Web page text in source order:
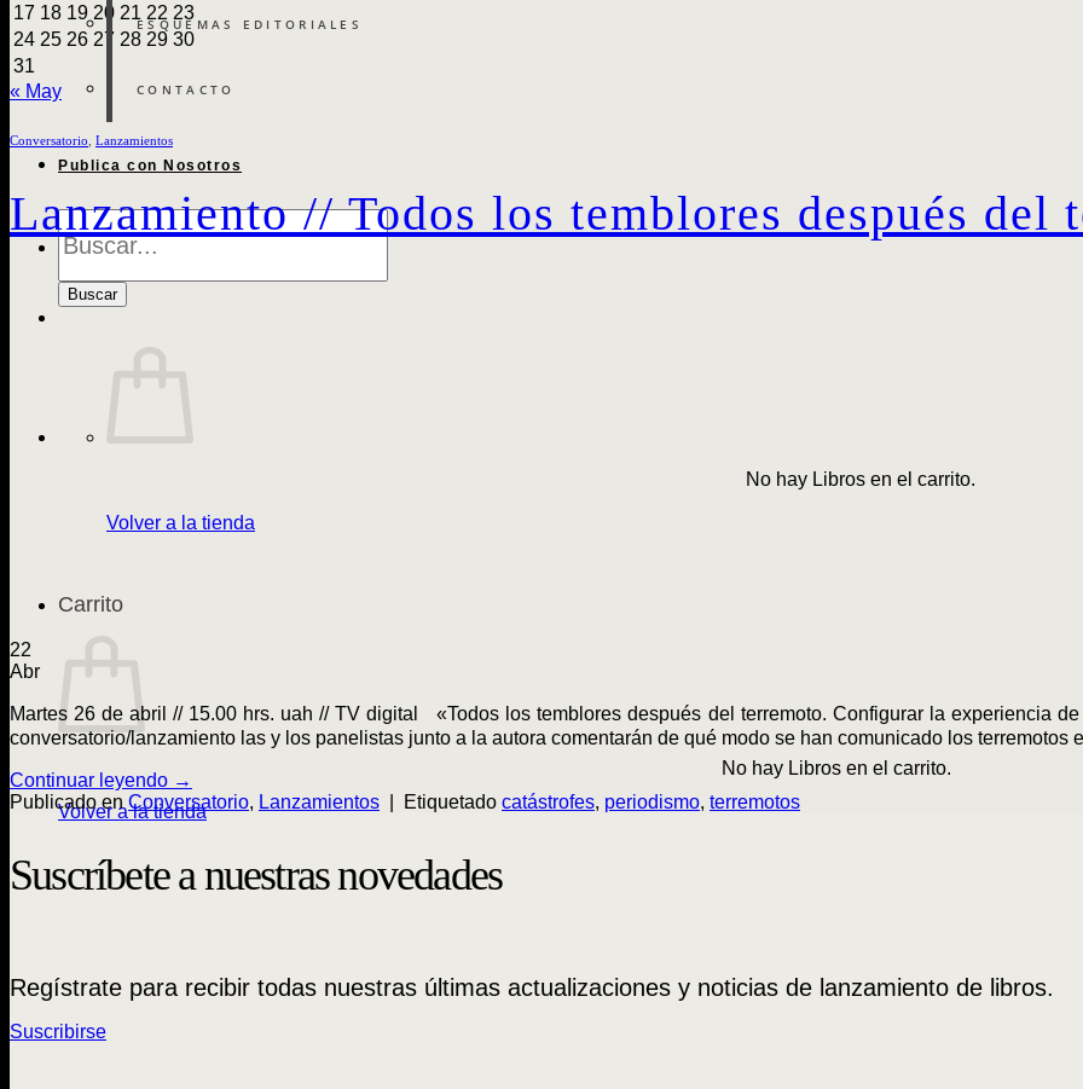
ESQUEMAS EDITORIALES
CONTACTO
Publica con Nosotros
Búsqueda
de
Buscar
No hay Libros en el carrito.
Volver a la tienda
Carrito
No hay Libros en el carrito.
Volver a la tienda
17 18 19 20 21 22 23
24 25 26 27 28 29 30
31
« May
Conversatorio Lanzamientos
Lanzamiento // Todos los temblores después del
22
Abr
Martes 26 de abril // 15.00 hrs. uah // TV digital «Todos los temblores después del terremoto. Configurar la experiencia
conversatorio/lanzamiento las y los panelistas junto a la autora comentarán de qué modo se han comunicado los terremotos
Continuar leyendo →
Publicado en Conversatorio, Lanzamientos Etiquetado catástrofes, periodismo, terremotos
Suscríbete a nuestras novedades
Regístrate para recibir todas nuestras últimas actualizaciones y noticias de lanzamiento de libros.
Suscribirse